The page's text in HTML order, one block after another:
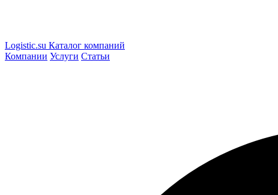
Logistic.su Каталог компаний
Компании Услуги Статьи